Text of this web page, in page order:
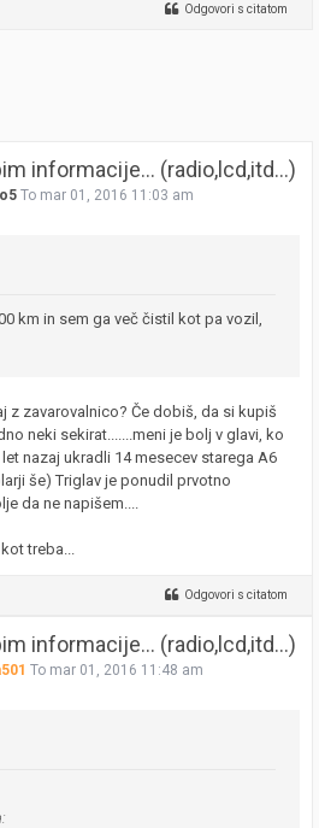
Odgovori s citatom
informacije... (radio,lcd,itd...)
To mar 01, 2016 11:03 am
km in sem ga več čistil kot pa vozil,
z zavarovalnico? Če dobiš, da si kupiš
neki sekirat.......meni je bolj v glavi, ko
nazaj ukradli 14 mesecev starega A6
še) Triglav je ponudil prvotno
da ne napišem....
treba...
Odgovori s citatom
informacije... (radio,lcd,itd...)
To mar 01, 2016 11:48 am